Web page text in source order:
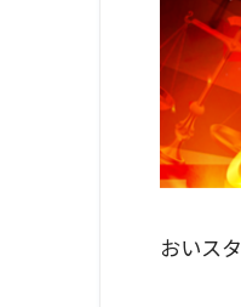
おいス